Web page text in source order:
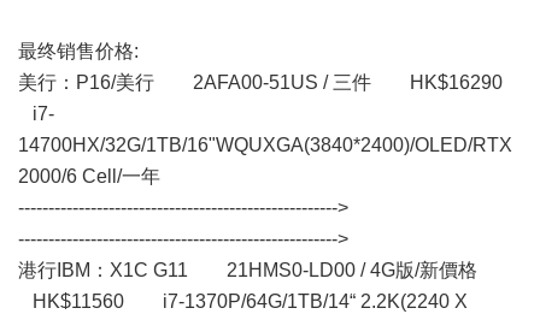
最终销售价格:
美行： P16/美行 2AFA00-51US / 三件 HK$16290
i7-
14700HX/32G/1TB/16"WQUXGA(3840*2400)/OLED/RTX
2000/6 Cell/一年
----------------------------------------------------->
----------------------------------------------------->
港行IBM：X1C G11 21HMS0-LD00 / 4G版/新價格
HK$11560 i7-1370P/64G/1TB/14“ 2.2K(2240 X